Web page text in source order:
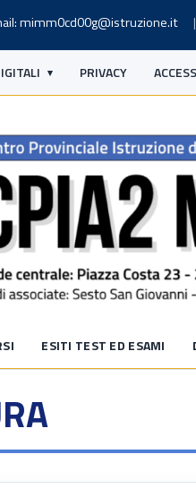
mimm0cd00g@istruzione.it
PRIVACY
ESITI TEST ED ESAMI